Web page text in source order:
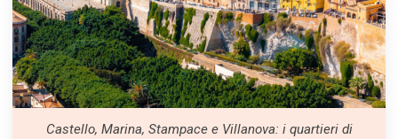
Castello, Marina, Stampace e Villanova: i quartieri di